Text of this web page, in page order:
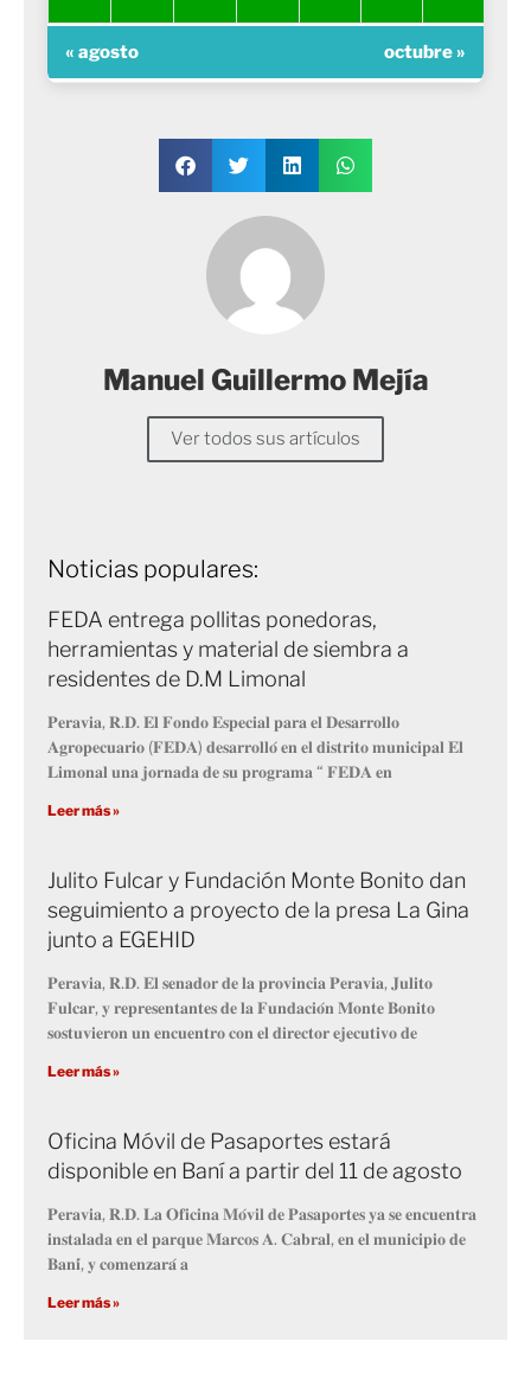
« agosto octubre »
Manuel Guillermo Mejía
Ver todos sus artículos
Noticias populares:
FEDA entrega pollitas ponedoras,
herramientas y material de siembra a
residentes de D.M Limonal
𝐏𝐞𝐫𝐚𝐯𝐢𝐚, 𝐑.𝐃. 𝐄𝐥 𝐅𝐨𝐧𝐝𝐨 𝐄𝐬𝐩𝐞𝐜𝐢𝐚𝐥 𝐩𝐚𝐫𝐚 𝐞𝐥 𝐃𝐞𝐬𝐚𝐫𝐫𝐨𝐥𝐥𝐨
𝐀𝐠𝐫𝐨𝐩𝐞𝐜𝐮𝐚𝐫𝐢𝐨 (𝐅𝐄𝐃𝐀) 𝐝𝐞𝐬𝐚𝐫𝐫𝐨𝐥𝐥𝐨́ 𝐞𝐧 𝐞𝐥 𝐝𝐢𝐬𝐭𝐫𝐢𝐭𝐨 𝐦𝐮𝐧𝐢𝐜𝐢𝐩𝐚𝐥 𝐄𝐥
𝐋𝐢𝐦𝐨𝐧𝐚𝐥 𝐮𝐧𝐚 𝐣𝐨𝐫𝐧𝐚𝐝𝐚 𝐝𝐞 𝐬𝐮 𝐩𝐫𝐨𝐠𝐫𝐚𝐦𝐚 “ 𝐅𝐄𝐃𝐀 𝐞𝐧
Leer más »
Julito Fulcar y Fundación Monte Bonito dan
seguimiento a proyecto de la presa La Gina
junto a EGEHID
𝐏𝐞𝐫𝐚𝐯𝐢𝐚, 𝐑.𝐃. 𝐄𝐥 𝐬𝐞𝐧𝐚𝐝𝐨𝐫 𝐝𝐞 𝐥𝐚 𝐩𝐫𝐨𝐯𝐢𝐧𝐜𝐢𝐚 𝐏𝐞𝐫𝐚𝐯𝐢𝐚, 𝐉𝐮𝐥𝐢𝐭𝐨
𝐅𝐮𝐥𝐜𝐚𝐫, 𝐲 𝐫𝐞𝐩𝐫𝐞𝐬𝐞𝐧𝐭𝐚𝐧𝐭𝐞𝐬 𝐝𝐞 𝐥𝐚 𝐅𝐮𝐧𝐝𝐚𝐜𝐢𝐨́𝐧 𝐌𝐨𝐧𝐭𝐞 𝐁𝐨𝐧𝐢𝐭𝐨
𝐬𝐨𝐬𝐭𝐮𝐯𝐢𝐞𝐫𝐨𝐧 𝐮𝐧 𝐞𝐧𝐜𝐮𝐞𝐧𝐭𝐫𝐨 𝐜𝐨𝐧 𝐞𝐥 𝐝𝐢𝐫𝐞𝐜𝐭𝐨𝐫 𝐞𝐣𝐞𝐜𝐮𝐭𝐢𝐯𝐨 𝐝𝐞
Leer más »
Oficina Móvil de Pasaportes estará
disponible en Baní a partir del 11 de agosto
𝐏𝐞𝐫𝐚𝐯𝐢𝐚, 𝐑.𝐃. 𝐋𝐚 𝐎𝐟𝐢𝐜𝐢𝐧𝐚 𝐌𝐨́𝐯𝐢𝐥 𝐝𝐞 𝐏𝐚𝐬𝐚𝐩𝐨𝐫𝐭𝐞𝐬 𝐲𝐚 𝐬𝐞 𝐞𝐧𝐜𝐮𝐞𝐧𝐭𝐫𝐚
𝐢𝐧𝐬𝐭𝐚𝐥𝐚𝐝𝐚 𝐞𝐧 𝐞𝐥 𝐩𝐚𝐫𝐪𝐮𝐞 𝐌𝐚𝐫𝐜𝐨𝐬 𝐀. 𝐂𝐚𝐛𝐫𝐚𝐥, 𝐞𝐧 𝐞𝐥 𝐦𝐮𝐧𝐢𝐜𝐢𝐩𝐢𝐨 𝐝𝐞
𝐁𝐚𝐧𝐢́, 𝐲 𝐜𝐨𝐦𝐞𝐧𝐳𝐚𝐫𝐚́ 𝐚
Leer más »